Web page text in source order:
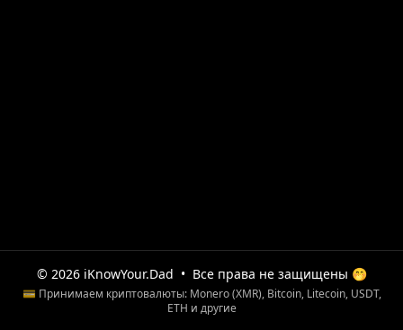
© 2026 iKnowYour.Dad • Все права не защищены 🤭
💳 Принимаем криптовалюты: Monero (XMR), Bitcoin, Litecoin, USDT,
ETH и другие